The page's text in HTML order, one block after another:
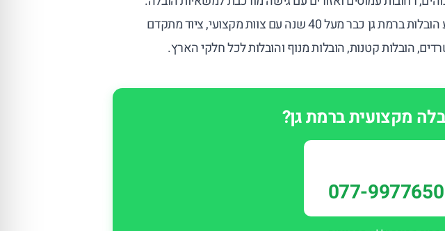
מקצועית מתמחה בביצוע הובלות ברמת גן כבר מעל 40 שנה עם צוות מקצועי, ציוד מתקדם
הובלות קטנות, הובלות מנוף והובלות לכל חלקי הארץ.
מקצועית ברמת גן?